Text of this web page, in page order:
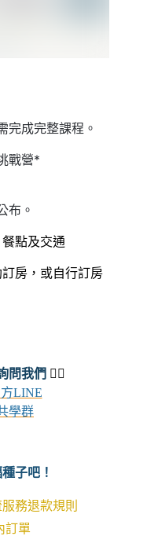
完成完整課程。
戰營*
布。
點及交通
房，或自行訂房
問我們 🧘‍♂️
LINE
學群
子吧！
服務退款規則
訂單